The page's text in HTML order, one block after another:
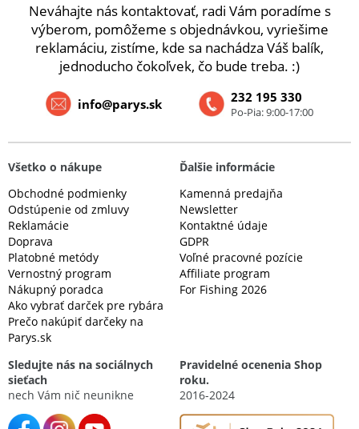
Neváhajte nás kontaktovať, radi Vám poradíme s
výberom, pomôžeme s objednávkou, vyriešime
reklamáciu, zistíme, kde sa nachádza Váš balík,
jednoducho čokoľvek, čo bude treba. :)
232 195 330
Po-Pia: 9:00-17:00
info@parys.sk
Všetko o nákupe
Obchodné podmienky
Odstúpenie od zmluvy
Reklamácie
Doprava
Platobné metódy
Vernostný program
Nákupný poradca
Ako vybrať darček pre rybára
Prečo nakúpiť darčeky na
Parys.sk
Ďalšie informácie
Kamenná predajňa
Newsletter
Kontaktné údaje
GDPR
Voľné pracovné pozície
Affiliate program
For Fishing 2026
Sledujte nás na sociálnych
sieťach
nech Vám nič neunikne
Pravidelné ocenenia Shop
roku.
2016-2024